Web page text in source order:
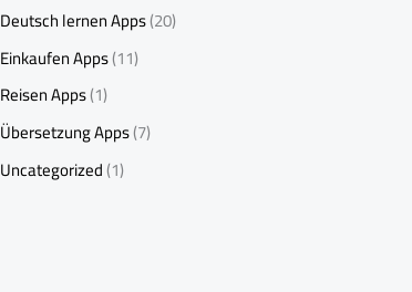
Deutsch lernen Apps(20)
Einkaufen Apps(11)
Reisen Apps(1)
Übersetzung Apps(7)
Uncategorized(1)